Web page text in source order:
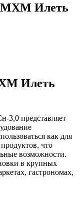
МХМ Илеть
Илеть
представляет
как для
что
возможности.
в крупных
гастрономах,